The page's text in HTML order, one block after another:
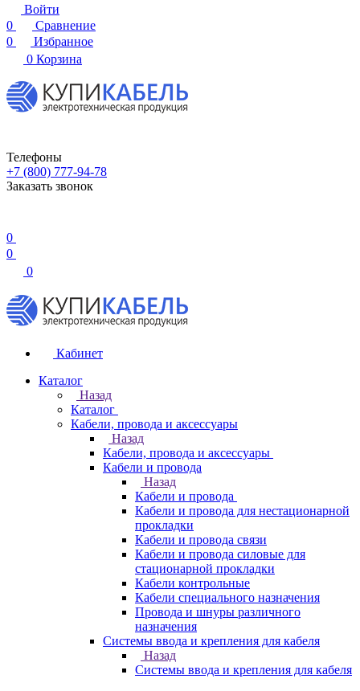
Войти
0
Сравнение
0
Избранное
0 Корзина
Телефоны
+7 (800) 777-94-78
Заказать звонок
0
0
0
Кабинет
Каталог
Назад
Каталог
Кабели, провода и аксессуары
Назад
Кабели, провода и аксессуары
Кабели и провода
Назад
Кабели и провода
Кабели и провода для нестационарной
прокладки
Кабели и провода связи
Кабели и провода силовые для
стационарной прокладки
Кабели контрольные
Кабели специального назначения
Провода и шнуры различного
назначения
Системы ввода и крепления для кабеля
Назад
Системы ввода и крепления для кабеля